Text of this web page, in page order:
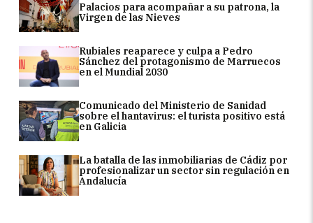
Palacios para acompañar a su patrona, la
Virgen de las Nieves
Rubiales reaparece y culpa a Pedro
Sánchez del protagonismo de Marruecos
en el Mundial 2030
Comunicado del Ministerio de Sanidad
sobre el hantavirus: el turista positivo está
en Galicia
La batalla de las inmobiliarias de Cádiz por
profesionalizar un sector sin regulación en
Andalucía